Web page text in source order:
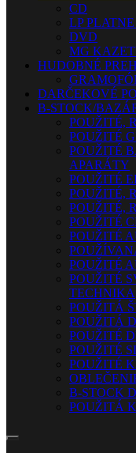
CD
LP
DVD
MG
HUDOBNÉ
DARČEKOVÉ
B-STOCK/
POUŽITÉ,
POUŽITÉ
POUŽITÉ
APARÁTY
POUŽITÉ
POUŽITÉ,
POUŽITÉ,
POUŽITÉ
POUŽITÉ
POUŽITÉ
POUŽITÉ
TECHNIKA
POUŽITÁ
POUŽITÁ
POUŽITÉ
POUŽITÉ
POUŽITÉ
B-STOCK
POUŽITÁ